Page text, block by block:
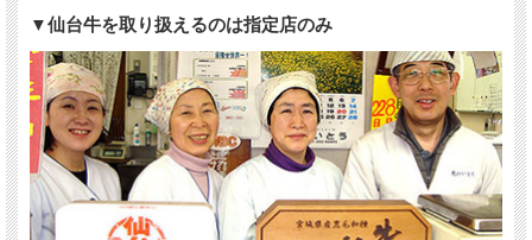
▼仙台牛を取り扱えるのは指定店のみ